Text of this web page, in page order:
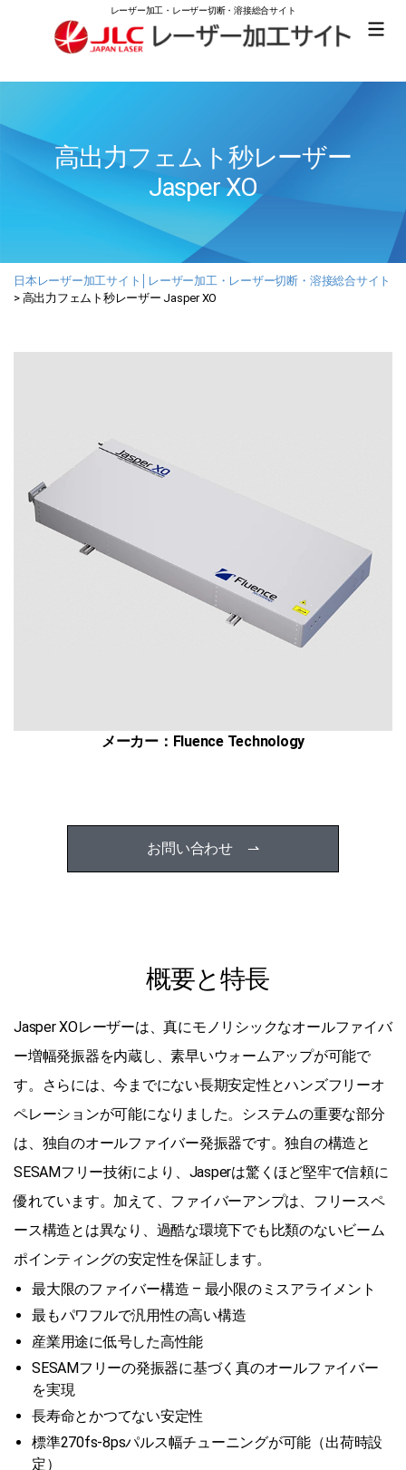
レーザー加工・レーザー切断・溶接総合サイト
本
ー
加
工
ト
│
レ
ー
加
サ
イ
ト
高出力フェムト秒レーザー
Jasper XO
日本レーザー加工サイト│レーザー加工・レーザー切断・溶接総合サイト
> 高出力フェムト秒レーザー Jasper XO
メーカー：Fluence Technology
お問い合わせ ⇀
概要と特長
Jasper XOレーザーは、真にモノリシックなオールファイバ
ー増幅発振器を内蔵し、素早いウォームアップが可能で
す。さらには、今までにない長期安定性とハンズフリーオ
ペレーションが可能になりました。システムの重要な部分
は、独自のオールファイバー発振器です。独自の構造と
SESAMフリー技術により、Jasperは驚くほど堅牢で信頼に
優れています。加えて、ファイバーアンプは、フリースペ
ース構造とは異なり、過酷な環境下でも比類のないビーム
ポインティングの安定性を保証します。
最大限のファイバー構造 – 最小限のミスアライメント
最もパワフルで汎用性の高い構造
産業用途に低号した高性能
SESAMフリーの発振器に基づく真のオールファイバー
を実現
長寿命とかつてない安定性
標準270fs-8psパルス幅チューニングが可能（出荷時設
定）